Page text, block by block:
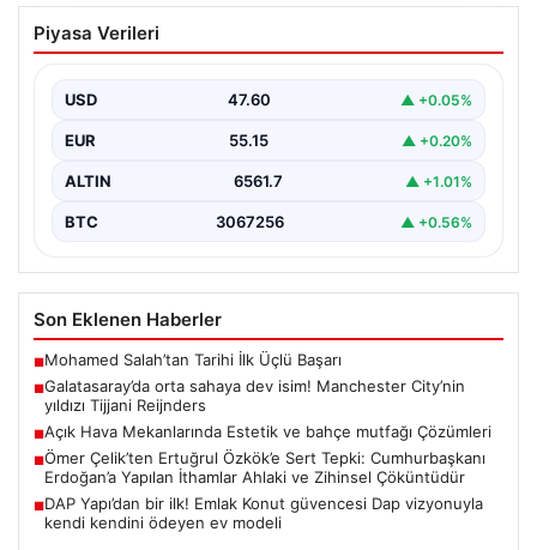
Galatasaray’da orta sahaya dev isim!
Manchester City’nin yıldızı Tijjani
Piyasa Verileri
USD 47.60 ▲ +0.05%
EUR 55.15 ▲ +0.20%
ALTIN 6561.7 ▲ +1.01%
BTC 3067256 ▲ +0.56%
Son Eklenen Haberler
■Mohamed Salah’tan Tarihi İlk Üçlü Başarı
■Galatasaray’da orta sahaya dev isim! Manchester City’nin
yıldızı Tijjani Reijnders
■Açık Hava Mekanlarında Estetik ve bahçe mutfağı Çözümleri
■Ömer Çelik’ten Ertuğrul Özkök’e Sert Tepki: Cumhurbaşkanı
Erdoğan’a Yapılan İthamlar Ahlaki ve Zihinsel Çöküntüdür
■DAP Yapı’dan bir ilk! Emlak Konut güvencesi Dap vizyonuyla
kendi kendini ödeyen ev modeli